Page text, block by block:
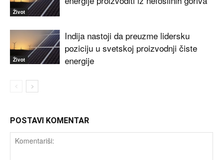
Život
Život
Indija nastoji da preuzme lidersku
poziciju u svetskoj proizvodnji čiste
energije
POSTAVI KOMENTAR